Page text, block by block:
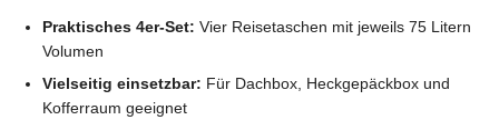
Praktisches 4er-Set: Vier Reisetaschen mit jeweils 75 Litern
Volumen
Vielseitig einsetzbar: Für Dachbox, Heckgepäckbox und
Kofferraum geeignet